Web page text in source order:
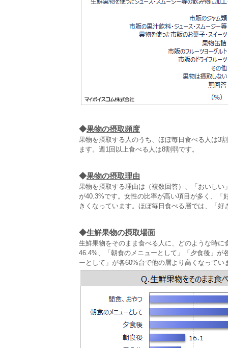
◆果物の摂取頻度
果物を摂取する人のうち、ほぼ毎日食べる人は3
ます。週1回以上食べる人は8割弱です。
◆果物の摂取理由
果物を摂取する理由は（複数回答）、「おいし
が40.3%です。女性の比率が高い項目が多く、
きくなっています。ほぼ毎日食べる層では、「
◆生鮮果物の摂取場面
生鮮果物をそのまま食べる人に、どのような時
46.4%、「朝食のメニューとして」「夕食後」が
ーとして」が各60%台で他の層より高くなってい